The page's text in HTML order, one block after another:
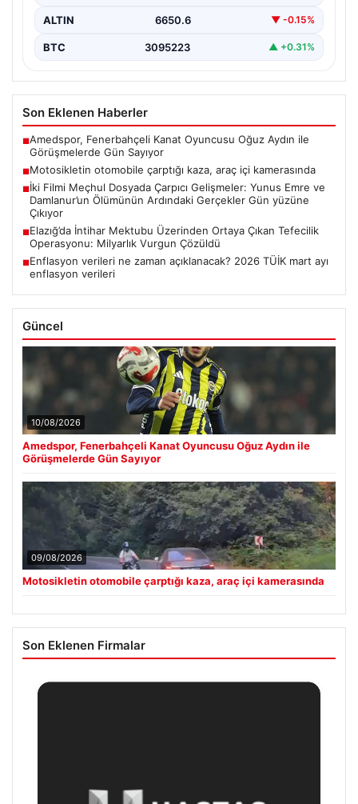
ALTIN 6650.6 ▼ -0.15%
BTC 3095223 ▲ +0.31%
Son Eklenen Haberler
■Amedspor, Fenerbahçeli Kanat Oyuncusu Oğuz Aydın ile
Görüşmelerde Gün Sayıyor
■Motosikletin otomobile çarptığı kaza, araç içi kamerasında
■İki Filmi Meçhul Dosyada Çarpıcı Gelişmeler: Yunus Emre ve
Damlanur’un Ölümünün Ardındaki Gerçekler Gün yüzüne
Çıkıyor
■Elazığ’da İntihar Mektubu Üzerinden Ortaya Çıkan Tefecilik
Operasyonu: Milyarlık Vurgun Çözüldü
■Enflasyon verileri ne zaman açıklanacak? 2026 TÜİK mart ayı
enflasyon verileri
Güncel
10/08/2026
Amedspor, Fenerbahçeli Kanat Oyuncusu Oğuz Aydın ile
Görüşmelerde Gün Sayıyor
09/08/2026
Motosikletin otomobile çarptığı kaza, araç içi kamerasında
Son Eklenen Firmalar